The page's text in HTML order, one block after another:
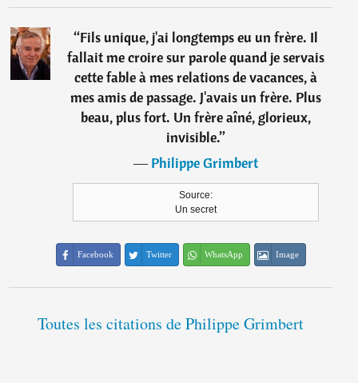
“Fils unique, j'ai longtemps eu un frère. Il
fallait me croire sur parole quand je servais
cette fable à mes relations de vacances, à
mes amis de passage. J'avais un frère. Plus
beau, plus fort. Un frère aîné, glorieux,
invisible.”
―Philippe Grimbert
Source:
Un secret
Facebook Twitter WhatsApp Image
Toutes les citations de Philippe Grimbert